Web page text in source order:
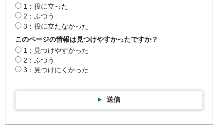
1：役に立った
2：ふつう
3：役に立たなかった
このページの情報は見つけやすかったですか？
1：見つけやすかった
2：ふつう
3：見つけにくかった
送信